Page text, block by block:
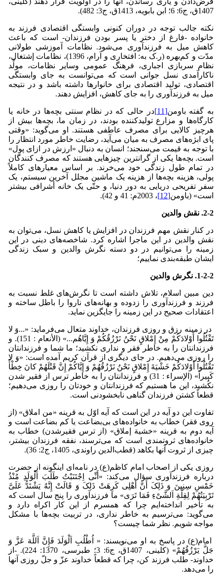
1407ق، ج6: 6؛ ابن بابویه، 1413ق، ج3: 482).
نکته جالب توجه در دوران کنونی وابستگی اقتصادی فرزند به
خانواده -فارغ از دختر یا پسر بودن فرزندان- است که باعث
کاهش میل به فرزندآوری می‌شود. نظامات آموزشی طولانی
مدّت و کم‌بهره (ر.ک به: افتخاری و آرام، 1396)، نظامات إشتغال،
نظام سربازی اجباری، فرهنگ عمومی وسایر نظامات، مولِّد
ناکارآمدی نسل جوانی است که می‌توانست به جای وابستگی
اقتصادی، تولید اقتصادی برای خانوارها داشته باشد و در نتیجه
میل به فرزندآوری را به جای کاهش، افزایش دهند.
به گفته باومن[11]
در حالی که در نظام سنتی بچه‌ها در خانه یا
کارگاه‌ها و مزارع تولیدکننده بودند، در زمان ما، بچه‌ها بیش از
هرچیز کالایی برای مصرف عاطفی هستند. او می‌گوید: «وقتی
پای ابژه‌های مصرف به میان می‌آید، رضایت خاطر مورد انتظار را
با توجه به قیمت می‌سنجند؛ انسان به دنبال «ارزش در ازای پول»
است. بچه‌ها یکی از گرانترین چیز‌هایی هستند که مصرف کنندگان
در تمام طول زندگی خود می‌خرند. بر اساس معیار‌های کاملاً
پولی، هزینه‌ بچه‌ها از هزینه یک ماشین مجلل آخرین سیستم، یک
سفر تفریحی دریایی به دور دنیا، و حتّی یک خانه أشرافی بیشتر
است» (باومن[12] ، 2003م: 41 و 42).
2-2. نقش والدین
در کنار نقش مهم فرزندان در افزایش یا کاهش نسل، می‌توان به
نقش والدین در این ماجرا اشاره کرد. شاخصه‌های دینی در این
زمینه را می‌توانیم در دو دسته نگرش‌ والدین و سبک زندگی
ایشان طبقه‌بندی نماییم؛
1-2-2. نگرش والدین
دین مبین اسلام، تلاش داشته است تا نگرش‌های غلط نسبت به
فرزند و فرزندآوری را زدوده و بهانه‌های ناروا را باطل ساخته و
اعتقادات صحیح در این زمینه را جایگزین نماید.
در زمینه رزق و روزی فرزندان، خداوند متعال می‌فرماید: «...وَ لا
تَقْتُلُوا أَوْلادَکُمْ مِنْ إِمْلاقٍ نَحْنُ نَرْزُقُکُمْ وَ إِیَّاهُم‏...» (الأنعام : 151). و
فرزندانتان را به خاطر فقر و نداری نکشید؛ ما شما و فرزندانتان
را روزی می‌دهیم. در جای دیگری از قرآن کریم آمده است: «وَ لا
تَقْتُلُوا أَوْلادَکُمْ خَشْیَةَ إِمْلاقٍ نَحْنُ نَرْزُقُهُمْ وَ إِیَّاکُمْ إِنَّ قَتْلَهُمْ کانَ خِطْأً
کَبیراً» (الإسراء : 31) و فرزندانتان را به خاطر ترس از فقیر شدن
نکُشید، این ما هستیم که فرزندانتان و خودتان را روزی می‌دهیم؛
قطعاً کشتن فرزندان گناهی نابخشودنی است.
تفاوت این دو آیه در این است که آیه اوّل به قرینه «من املاق» (از
روی فقر) خطاب به خانواده‌های بی‌بضاعت یا کم بضاعت است و
آیه دوم به قرینه «خشیة إملاق» (از ترس فقیرشدن) خطاب به
خانواده‌های ثروتمندی است که می‌ترسند، نفقه فرزندان بیشتر،
چیزی از ثروت آنها بکاهد (قطب‌الدین راوندی، 1405، ج2: 36).
روزی یکی از اصحاب امام کاظم(ع) در نامه‌ای اینگونه از حضرت
درباره فرزندآوری سؤال می‌کند: «أَنِّی اِجْتَنَبْتُ طَلَبَ اَلْوَلَدِ مُنْذُ
خَمْسِ سِنِینَ وَ ذَلِکَ أَنَّ أَهْلِی کَرِهَتْ ذَلِکَ وَ قَالَتْ إِنَّهُ یَشْتَدُّ عَلَیَّ
تَرْبِیَتُهُمْ لِقِلَّةِ اَلشَّیْءِ فَمَا تَرَى» ما فرزندآوری را پنج سال است که
به تأخیر انداخته‌ایم چرا که همسرم از این کار اکراه دارد و
می‌گوید: می‌ترسیم به خاطر نداری، در تربیت بچه‌ها با مشکل
مواجه شویم. نظر شما چیست؟
امام(ع) در پاسخ به او می‌نویسند: « اُطْلُبِ اَلْوَلَدَ فَإِنَّ اَللَّهَ عَزَّ وَ
جَلَّ یَرْزُقُهُمْ» (کلینی، 1407ق، ج6: 3؛ طبرسی، 1370: 224). -از
خداوند- طلب فرزند کن، چرا که قطعاً خداوند عزّ و جلّ روزی آنها
را می‌دهد.